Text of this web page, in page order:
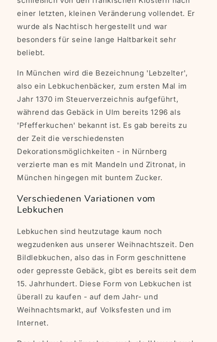
einer letzten, kleinen Veränderung vollendet. Er
wurde als Nachtisch hergestellt und war
besonders für seine lange Haltbarkeit sehr
beliebt.
In München wird die Bezeichnung 'Lebzelter',
also ein Lebkuchenbäcker, zum ersten Mal im
Jahr 1370 im Steuerverzeichnis aufgeführt,
während das Gebäck in Ulm bereits 1296 als
'Pfefferkuchen' bekannt ist. Es gab bereits zu
der Zeit die verschiedensten
Dekorationsmöglichkeiten - in Nürnberg
verzierte man es mit Mandeln und Zitronat, in
München hingegen mit buntem Zucker.
Verschiedenen Variationen vom
Lebkuchen
Lebkuchen sind heutzutage kaum noch
wegzudenken aus unserer Weihnachtszeit. Den
Bildlebkuchen, also das in Form geschnittene
oder gepresste Gebäck, gibt es bereits seit dem
15. Jahrhundert. Diese Form von Lebkuchen ist
überall zu kaufen - auf dem Jahr- und
Weihnachtsmarkt, auf Volksfesten und im
Internet.